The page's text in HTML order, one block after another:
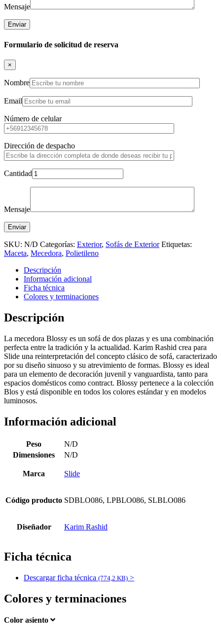
Mensaje
Formulario de solicitud de reserva
×
Nombre
Email
Número de celular
Dirección de despacho
Cantidad
Mensaje
SKU: N/D Categorías: Exterior, Sofás de Exterior Etiquetas:
Maceta, Mecedora, Polietileno
Descripción
Información adicional
Ficha técnica
Colores y terminaciones
Descripción
La mecedora Blossy es un sofá de dos plazas y es una combinación
perfecta entre la tradición y la actualidad. Karim Rashid crea para
Slide una reinterpretación del concepto clásico de sofá, caracterizado
por su diseño sinuoso y su atrevimiento de formas. Blossy es ideal
para un elemento de decoración juvenil y vanguardista, tanto para
espacios domésticos como contract. Blossy pertenece a la colección
Blos y está disponible en todos los colores estándar y en modelos
luminosos.
Información adicional
Peso
N/D
Dimensiones
N/D
Marca Slide
Código producto SDBLO086, LPBLO086, SLBLO086
Diseñador Karim Rashid
Ficha técnica
Descargar ficha técnica (774,2 KB) >
Colores y terminaciones
Color asiento